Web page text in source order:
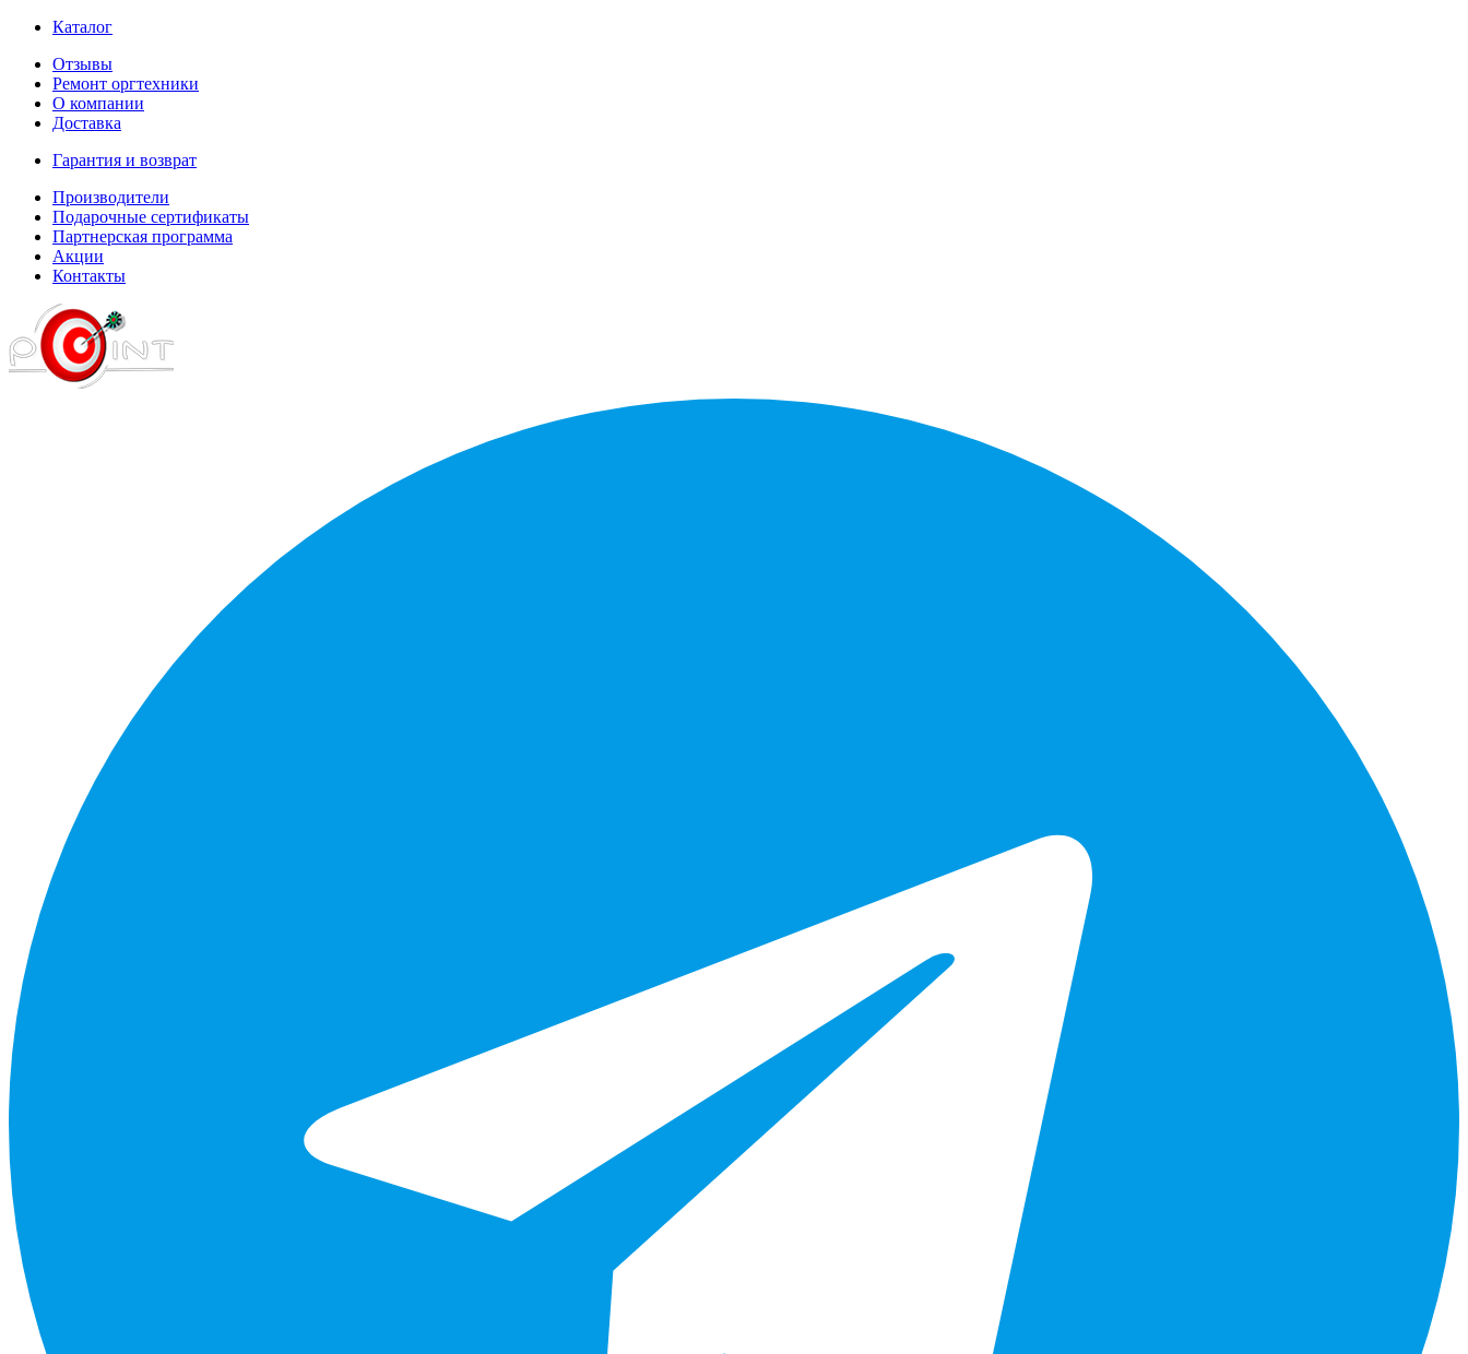
Каталог
Отзывы
Ремонт оргтехники
О компании
Доставка
Гарантия и возврат
Производители
Подарочные сертификаты
Партнерская программа
Акции
Контакты